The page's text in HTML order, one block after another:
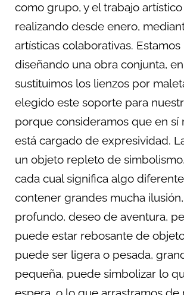
como grupo, y el trabajo
realizando desde enero,
artísticas colaborativas.
diseñando una obra conjunta,
sustituimos los lienzos por
elegido este soporte para
porque consideramos que en sí
está cargado de expresividad.
un objeto repleto de
cada cual significa algo
contener grandes mucha
profundo, deseo de aventura,
puede estar rebosante de
puede ser ligera o pesada,
pequeña, puede simbolizar lo